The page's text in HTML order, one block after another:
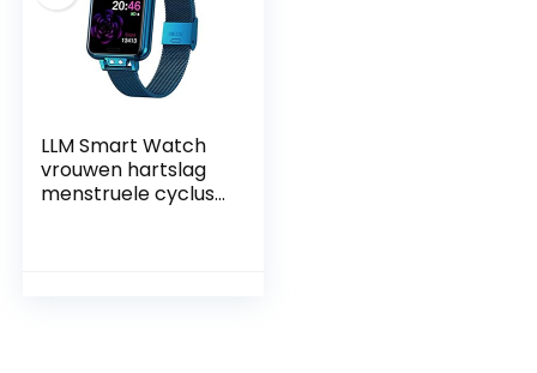
LLM Smart Watch
vrouwen hartslag
menstruele cyclus